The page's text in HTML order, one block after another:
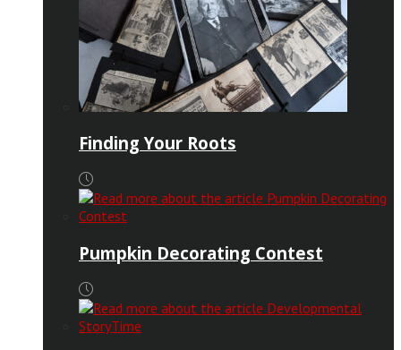
Finding Your Roots
Pumpkin Decorating Contest